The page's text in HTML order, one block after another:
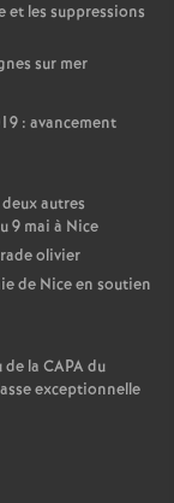
et les suppressions
sur mer
: avancement
autres
9 mai à Nice
olivier
de Nice en soutien
la CAPA du
exceptionnelle